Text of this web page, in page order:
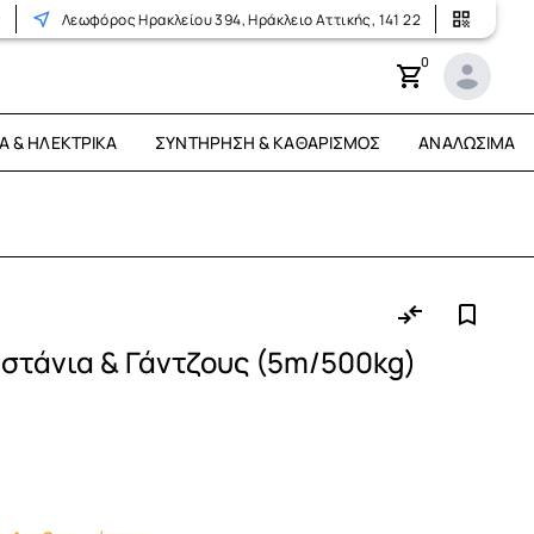
Λεωφόρος Ηρακλείου 394, Ηράκλειο Αττικής, 141 22
0
& ΗΛΕΚΤΡΙΚΆ ΣΥΝΤΉΡΗΣΗ & ΚΑΘΑΡΙΣΜΌΣ ΑΝΑΛΏΣΙΜΑ
& Γάντζους (5m/500kg)